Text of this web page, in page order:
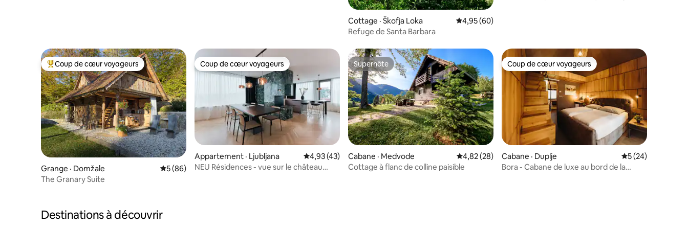
Cottage · Škofja Loka Note moyenne de 4,95 sur 5, 60 commentaires
4,95 (60)
Refuge de Santa Barbara
Coup de cœur voyageurs parmi les plus aimés
Coup de cœur voyageurs
Grange · Domžale Note moyenne de 5 sur 5, 86 commentaires
5 (86)
The Granary Suite
Coup de cœur voyageurs
Coup de cœur voyageurs
Appartement · Ljubljana Note moyenne de 4,93 sur 5, 43 commentaires
4,93 (43)
NEU Résidences - vue sur le château
Superhôte
Superhôte
Cabane · Medvode Note moyenne de 4,82 sur 5, 28 commentaires
4,82 (28)
Cottage à flanc de colline paisible
Coup de cœur voyageurs
Coup de cœur voyageurs
Cabane · Duplje Note moyenne de
5 (24)
Bora - Cabane de luxe au bord de la
Destinations à découvrir